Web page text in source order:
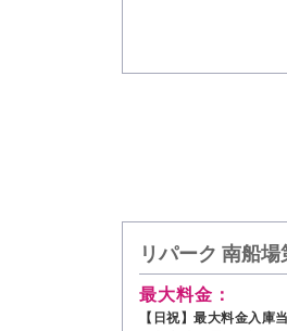
リパーク 南船場
最大料金：
【日祝】最大料金入庫